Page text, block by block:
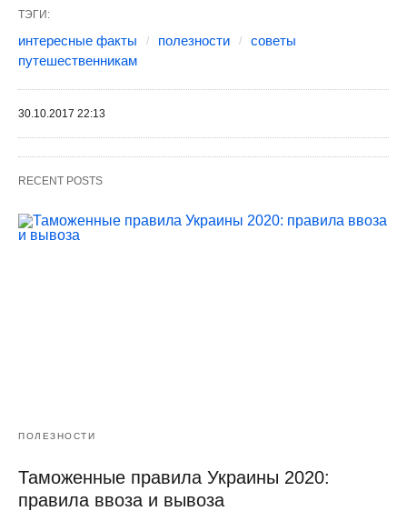
ТЭГИ:
интересные факты полезности
советы
путешественникам
30.10.2017 22:13
RECENT POSTS
ПОЛЕЗНОСТИ
Таможенные правила Украины 2020:
правила ввоза и вывоза